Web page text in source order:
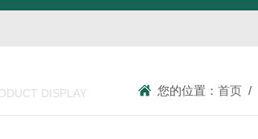
DISPLAY 您的位置：首页 /